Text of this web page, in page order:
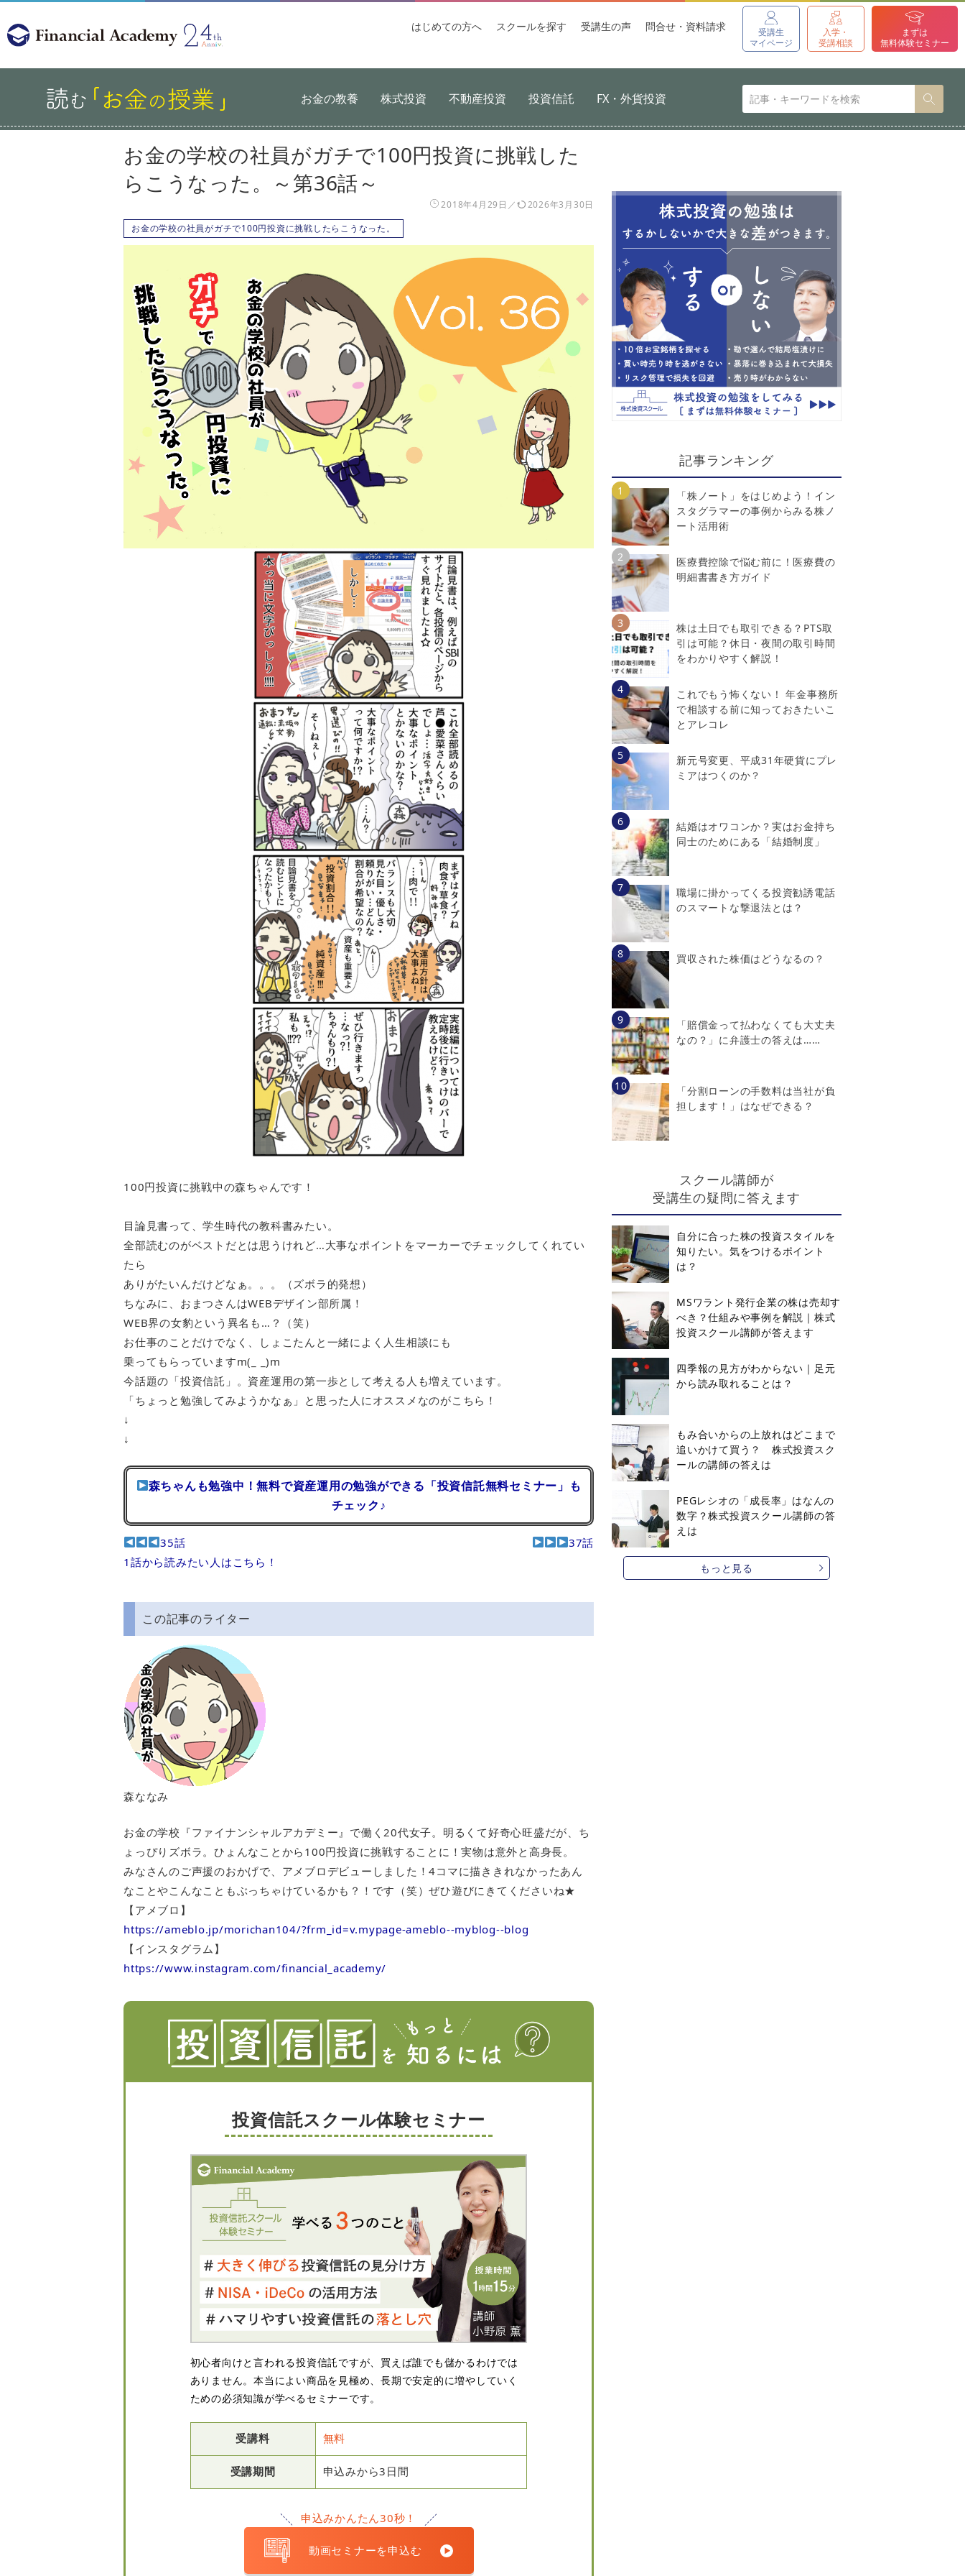
受講生
マイページ
入学・
受講相談
まずは
無料体験セミナー
はじめての方へ スクールを探す 受講生の声 問合せ・資料請求
お金の教養 株式投資 不動産投資 投資信託 FX・外貨投資
お金の学校の社員がガチで100円投資に挑戦した
らこうなった。～第36話～
2018年4月29日
2026年3月30日
お金の学校の社員がガチで100円投資に挑戦したらこうなった。
100円投資に挑戦中の森ちゃんです！
目論見書って、学生時代の教科書みたい。
全部読むのがベストだとは思うけれど…大事なポイントをマーカーでチェックしてくれてい
たら
ありがたいんだけどなぁ。。。（ズボラ的発想）
ちなみに、おまつさんはWEBデザイン部所属！
WEB界の女豹という異名も…？（笑）
お仕事のことだけでなく、しょこたんと一緒によく人生相談にも
乗ってもらっていますm(_ _)m
今話題の「投資信託」。資産運用の第一歩として考える人も増えています。
「ちょっと勉強してみようかなぁ」と思った人にオススメなのがこちら！
↓
↓
森ちゃんも勉強中！無料で資産運用の勉強ができる「投資信託無料セミナー」も
チェック♪
35話
37話
1話から読みたい人はこちら！
この記事のライター
森ななみ
お金の学校『ファイナンシャルアカデミー』で働く20代女子。明るくて好奇心旺盛だが、ち
ょっぴりズボラ。ひょんなことから100円投資に挑戦することに！実物は意外と高身長。
みなさんのご声援のおかげで、アメブロデビューしました！4コマに描ききれなかったあん
なことやこんなこともぶっちゃけているかも？！です（笑）ぜひ遊びにきてくださいね★
【アメブロ】
https://ameblo.jp/morichan104/?frm_id=v.mypage-ameblo--myblog--blog
【インスタグラム】
https://www.instagram.com/financial_academy/
投資信託スクール体験セミナー
初心者向けと言われる投資信託ですが、買えば誰でも儲かるわけでは
ありません。本当によい商品を見極め、長期で安定的に増やしていく
ための必須知識が学べるセミナーです。
受講料 無料
受講期間 申込みから3日間
申込みかんたん30秒！
動画セミナーを申込む
記事ランキング
「株ノート」をはじめよう！イン
スタグラマーの事例からみる株ノ
ート活用術
医療費控除で悩む前に！医療費の
明細書書き方ガイド
株は土日でも取引できる？PTS取
引は可能？休日・夜間の取引時間
をわかりやすく解説！
これでもう怖くない！ 年金事務所
で相談する前に知っておきたいこ
とアレコレ
新元号変更、平成31年硬貨にプレ
ミアはつくのか？
結婚はオワコンか？実はお金持ち
同士のためにある「結婚制度」
職場に掛かってくる投資勧誘電話
のスマートな撃退法とは？
買収された株価はどうなるの？
「賠償金って払わなくても大丈夫
なの？」に弁護士の答えは……
「分割ローンの手数料は当社が負
担します！」はなぜできる？
スクール講師が
受講生の疑問に答えます
自分に合った株の投資スタイルを
知りたい。気をつけるポイント
は？
MSワラント発行企業の株は売却す
べき？仕組みや事例を解説｜株式
投資スクール講師が答えます
四季報の見方がわからない｜足元
から読み取れることは？
もみ合いからの上放れはどこまで
追いかけて買う？ 株式投資スク
ールの講師の答えは
PEGレシオの「成長率」はなんの
数字？株式投資スクール講師の答
えは
もっと見る